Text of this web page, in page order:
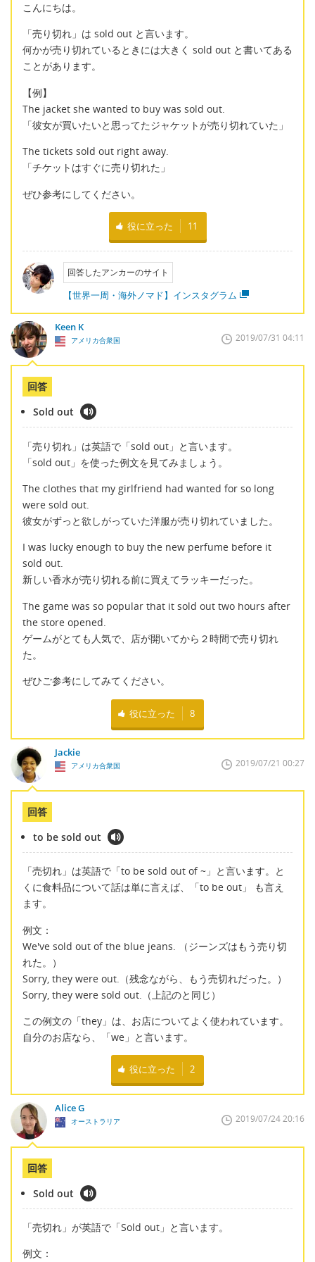
こんにちは。
「売り切れ」は sold out と言います。
何かが売り切れているときには大きく sold out と書いてある
ことがあります。
【例】
The jacket she wanted to buy was sold out.
「彼女が買いたいと思ってたジャケットが売り切れていた」
The tickets sold out right away.
「チケットはすぐに売り切れた」
ぜひ参考にしてください。
役に立った 11
回答したアンカーのサイト
【世界一周・海外ノマド】インスタグラム
Keen K
アメリカ合衆国 2019/07/31 04:11
回答
Sold out
「売り切れ」は英語で「sold out」と言います。
「sold out」を使った例文を見てみましょう。
The clothes that my girlfriend had wanted for so long
were sold out.
彼女がずっと欲しがっていた洋服が売り切れていました。
I was lucky enough to buy the new perfume before it
sold out.
新しい香水が売り切れる前に買えてラッキーだった。
The game was so popular that it sold out two hours after
the store opened.
ゲームがとても人気で、店が開いてから２時間で売り切れ
た。
ぜひご参考にしてみてください。
役に立った 8
Jackie
アメリカ合衆国 2019/07/21 00:27
回答
to be sold out
「売切れ」は英語で「to be sold out of ~」と言います。と
くに食料品について話は単に言えば、「to be out」 も言え
ます。
例文：
We've sold out of the blue jeans. （ジーンズはもう売り切
れた。）
Sorry, they were out.（残念ながら、もう売切れだった。）
Sorry, they were sold out.（上記のと同じ）
この例文の「they」は、お店についてよく使われています。
自分のお店なら、「we」と言います。
役に立った 2
Alice G
オーストラリア 2019/07/24 20:16
回答
Sold out
「売切れ」が英語で「Sold out」と言います。
例文：